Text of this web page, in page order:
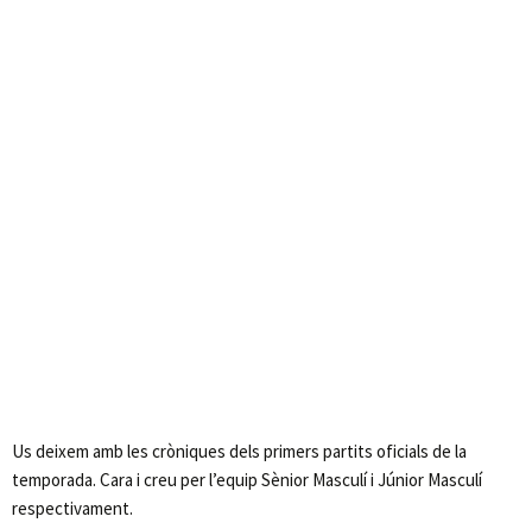
Us deixem amb les cròniques dels primers partits oficials de la
temporada. Cara i creu per l’equip Sènior Masculí i Júnior Masculí
respectivament.